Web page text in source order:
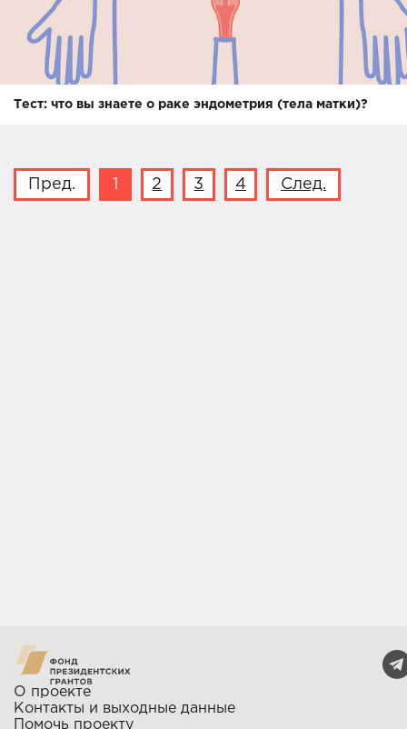
Тест: что вы знаете о раке эндометрия (тела матки)?
Пред. 2 3 4 След.
О проекте
Контакты и выходные данные
Помочь проекту